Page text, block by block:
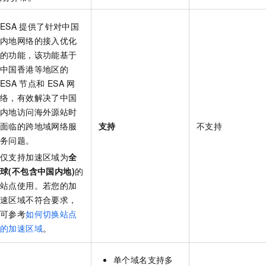
ESA 提供了针对中国
内地网络的接入优化
的功能，该功能基于
中国香港等地区的
ESA 节点和 ESA 网
络，有效解决了中国
内地访问海外源站时
面临的跨地域网络服
务问题。
仅支持加速区域为全
球(不包含中国内地)的
站点使用。若您的加
速区域不符合要求，
可参考如何切换站点
的加速区域。
支持 不支持
单个域名支持多